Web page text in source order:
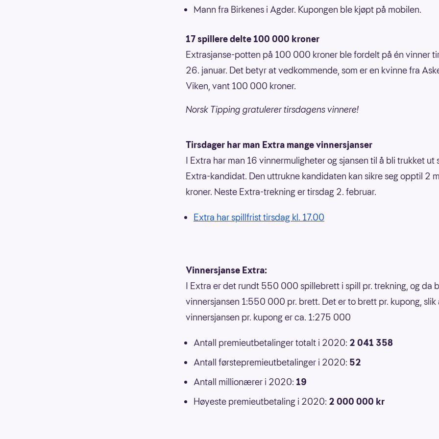
Mann fra Birkenes i Agder. Kupongen ble kjøpt på mobilen.
17 spillere delte 100 000 kroner
Extrasjanse-potten på 100 000 kroner ble fordelt på én vinner
26. januar. Det betyr at vedkommende, som er en kvinne fra
Viken, vant 100 000 kroner.
Norsk Tipping gratulerer tirsdagens vinnere!
Tirsdager har man Extra mange vinnersjanser
I Extra har man 16 vinnermuligheter og sjansen til å bli trukket ut
Extra-kandidat. Den uttrukne kandidaten kan sikre seg opptil 2
kroner. Neste Extra-trekning er tirsdag 2. februar.
Extra har spillfrist tirsdag kl. 17.00
Vinnersjanse Extra:
I Extra er det rundt 550 000 spillebrett i spill pr. trekning, og da
vinnersjansen 1:550 000 pr. brett. Det er to brett pr. kupong, slik
vinnersjansen pr. kupong er ca. 1:275 000
Antall premieutbetalinger totalt i 2020: 2 041 358
Antall førstepremieutbetalinger i 2020: 52
Antall millionærer i 2020: 19
Høyeste premieutbetaling i 2020: 2 000 000 kr